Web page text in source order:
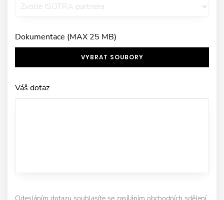
Dokumentace (MAX 25 MB)
VYBRAT SOUBORY
Váš dotaz